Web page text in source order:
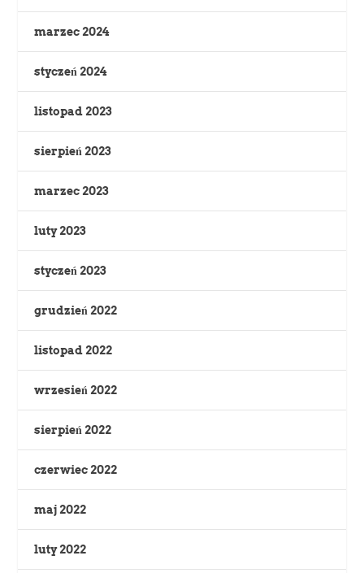
marzec 2024
styczeń 2024
listopad 2023
sierpień 2023
marzec 2023
luty 2023
styczeń 2023
grudzień 2022
listopad 2022
wrzesień 2022
sierpień 2022
czerwiec 2022
maj 2022
luty 2022